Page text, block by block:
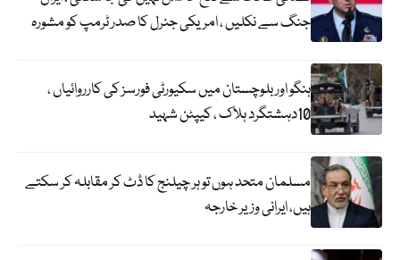
جنگ سے نکلیں ، امریکی جنرل کا صدر ٹرمپ کو مشورہ
ہنگو اور بلوچستان میں سکیورٹی فورسز کی کارروائیاں ،
10دہشتگرد ہلاک ، کیپٹن شہید
مسلمان متحد ہوں تو ہر چیلنج کا ڈٹ کر مقابلہ کر سکتے
ہیں، ایرانی وزیر خارجہ